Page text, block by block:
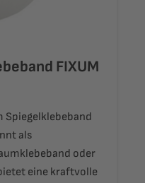
FIXUM
Spiegelklebeband
als
oder
eine kraftvolle